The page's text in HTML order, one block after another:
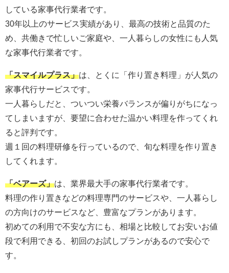
している家事代行業者です。
30年以上のサービス実績があり、最高の技術と品質のた
め、共働きで忙しいご家庭や、一人暮らしの女性にも人気
な家事代行業者です。
「スマイルプラス」は、とくに「作り置き料理」が人気の
家事代行サービスです。
一人暮らしだと、ついつい栄養バランスが偏りがちになっ
てしまいますが、要望に合わせた温かい料理を作ってくれ
ると評判です。
週１回の料理研修を行っているので、旬な料理を作り置き
してくれます。
「ベアーズ」は、業界最大手の家事代行業者です。
料理の作り置きなどの料理専門のサービスや、一人暮らし
の方向けのサービスなど、豊富なプランがあります。
初めての利用で不安な方にも、相場と比較してお安いお値
段で利用できる、初回のお試しプランがあるので安心で
す。